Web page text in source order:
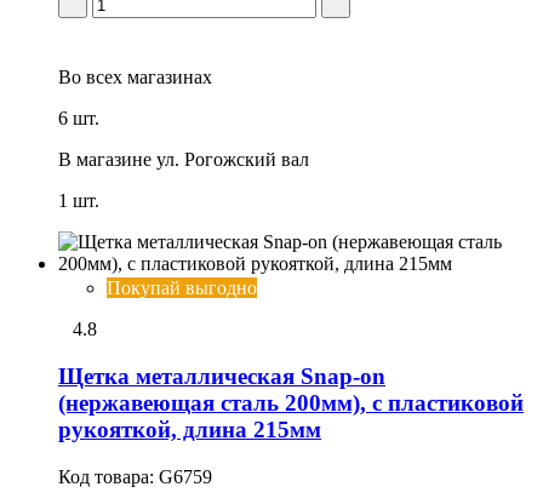
Во всех магазинах
6 шт.
В магазине ул. Рогожский вал
1 шт.
Покупай выгодно
4.8
Щетка металлическая Snap-on
(нержавеющая сталь 200мм), с пластиковой
рукояткой, длина 215мм
Код товара: G6759